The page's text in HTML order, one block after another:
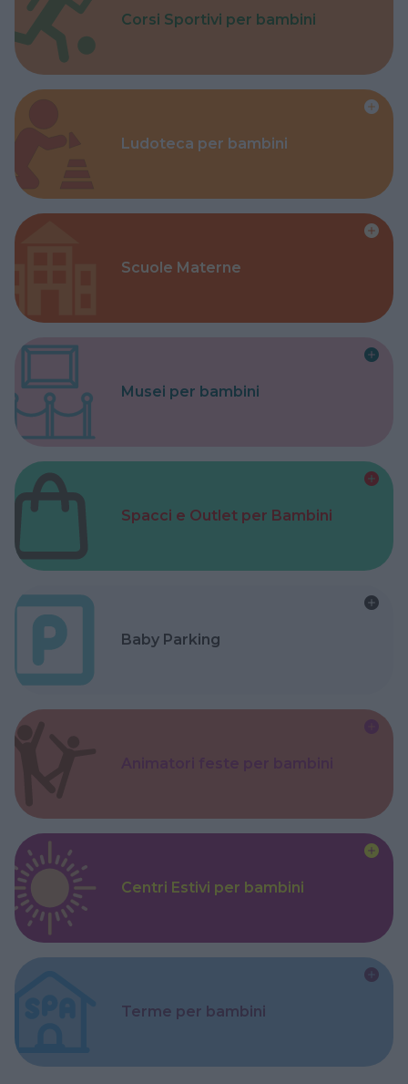
Corsi Sportivi per bambini
Ludoteca per bambini
Scuole Materne
Musei per bambini
Spacci e Outlet per Bambini
Baby Parking
Centri Estivi per bambini
Terme per bambini